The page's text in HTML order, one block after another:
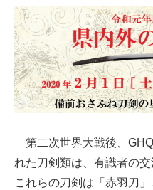
第二次世界大戦後、
れた刀剣類は、有識者の
これらの刀剣は「赤羽刀